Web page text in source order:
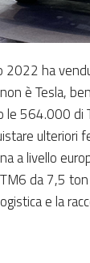
ha
è Tesla,
564.000 di
ulteriori
a livello
da 7,5
e la